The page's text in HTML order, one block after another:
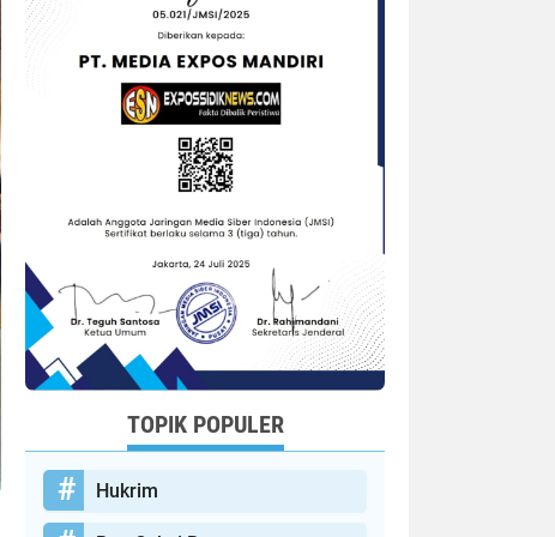
TOPIK POPULER
Hukrim